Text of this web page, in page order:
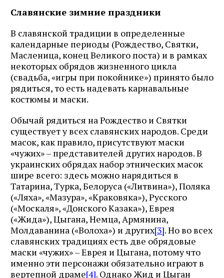
Славянские зимние праздники
В славянской традиции в определенные
календарные периоды (Рождество, Святки,
Масленица, конец Великого поста) и в рамках
некоторых обрядов жизненного цикла
(свадьба, «игры при покойнике») принято было
рядиться, то есть надевать карнавальные
костюмы и маски.
Обычай рядиться на Рождество и Святки
существует у всех славянских народов. Среди
масок, как правило, присутствуют маски
«чужих» – представителей других народов. В
украинских обрядах набор этнических масок
шире всего: здесь можно нарядиться в
Татарина, Турка, Белоруса («Литвина»), Поляка
(«Ляха», «Мазура», «Краковяка»), Русского
(«Москаля», «Донского Казака»), Еврея
(«Жида»), Цыгана, Немца, Армянина,
Молдаванина («Волоха») и других[3]. Но во всех
славянских традициях есть две обрядовые
маски «чужих» – Еврея и Цыгана, потому что
именно эти персонажи обязательно играют в
вертепной драме[4]. Однако Жид и Цыган